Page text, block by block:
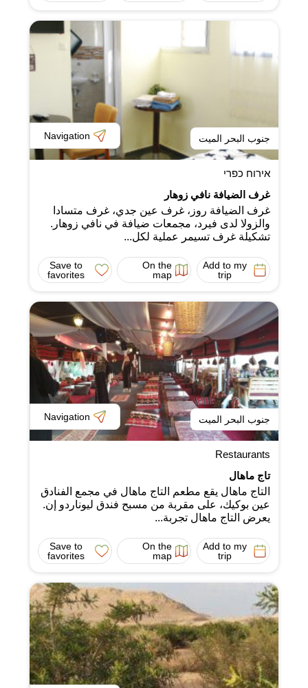
جنوب البحر الميت Navigation
אירוח כפרי
غرف الضيافة نافي زوهار
غرف الضيافة روز، غرف عين جدي، غرف متسادا
والزولا لدى فيرد، مجمعات ضيافة في نافي زوهار.
تشكيلة غرف تسيمر عملية لكل...
Add to my
trip
On the
map
Save to
favorites
جنوب البحر الميت Navigation
Restaurants
تاج ماهال
التاج ماهال يقع مطعم التاج ماهال في مجمع الفنادق
عين بوكيك، على مقربة من مسبح فندق ليوناردو إن.
يعرض التاج ماهال تجربة...
Add to my
trip
On the
map
Save to
favorites